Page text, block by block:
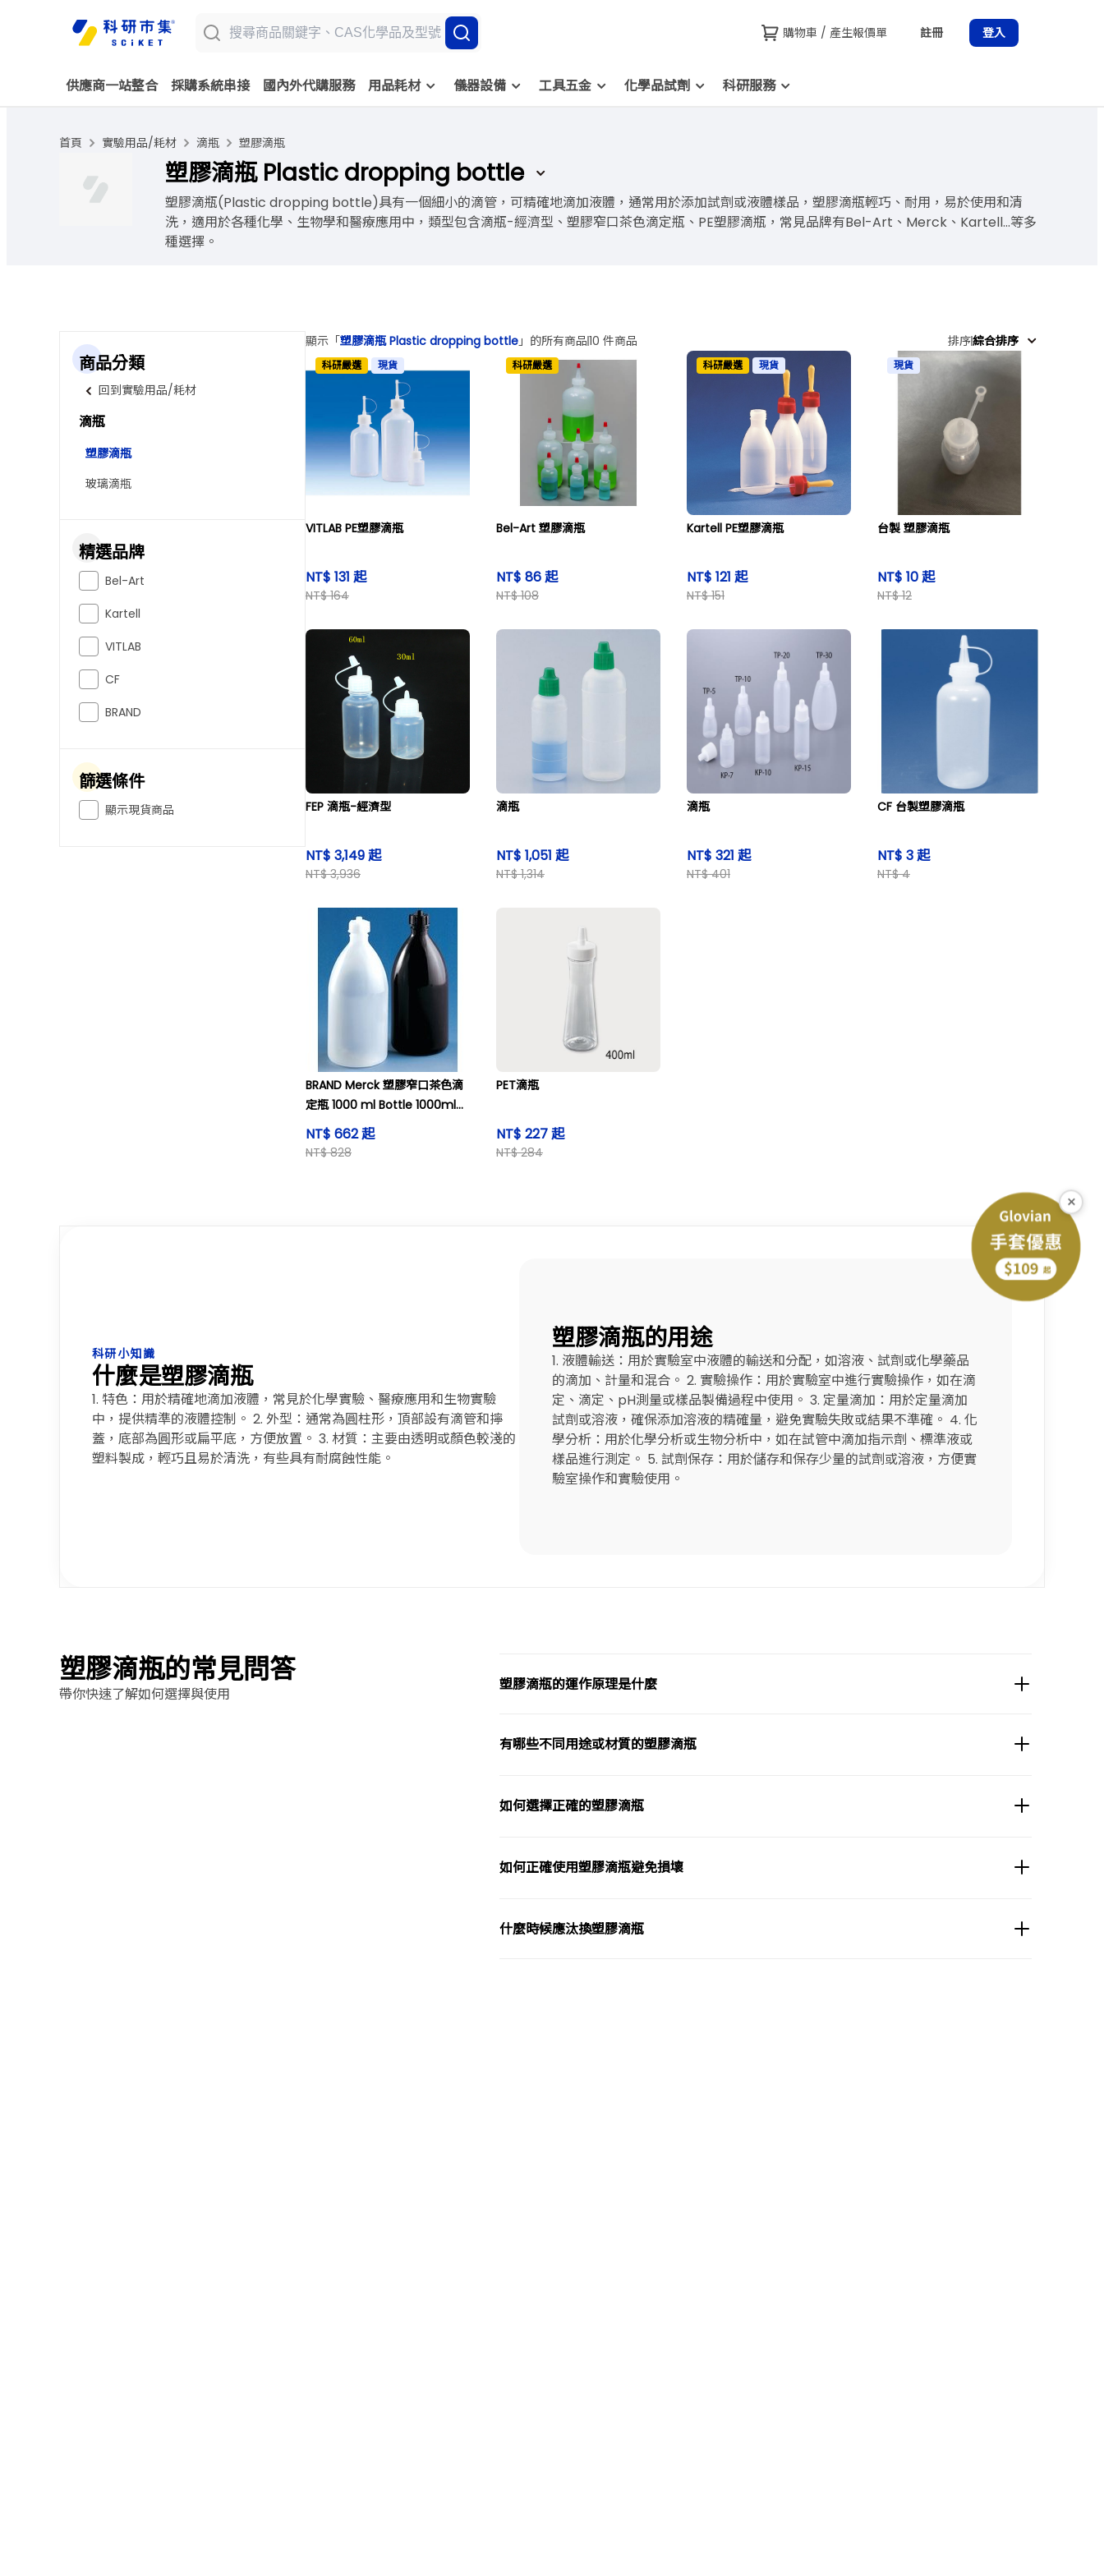
購物車 / 產生報價單 註冊 登入
供應商一站整合 採購系統串接 國內外代購服務 用品耗材 儀器設備 工具五金 化學品試劑 科研服務
首頁 實驗用品/耗材 滴瓶 塑膠滴瓶
塑膠滴瓶 Plastic dropping bottle
塑膠滴瓶(Plastic dropping bottle)具有一個細小的滴管，可精確地滴加液體，通常用於添加試劑或液體樣品，塑膠滴瓶輕巧、耐用，易於使用和清
洗，適用於各種化學、生物學和醫療應用中，類型包含滴瓶-經濟型、塑膠窄口茶色滴定瓶、PE塑膠滴瓶，常見品牌有Bel-Art、Merck、Kartell...等多
種選擇。
商品分類
回到實驗用品/耗材
滴瓶
塑膠滴瓶
玻璃滴瓶
精選品牌
Bel-Art
Kartell
VITLAB
CF
BRAND
篩選條件
顯示現貨商品
顯示「塑膠滴瓶 Plastic dropping bottle」的所有商品10 件商品 排序綜合排序
科研嚴選 現貨
VITLAB PE塑膠滴瓶
NT$ 131 起
NT$ 164
科研嚴選
Bel-Art 塑膠滴瓶
NT$ 86 起
NT$ 108
科研嚴選 現貨
Kartell PE塑膠滴瓶
NT$ 121 起
NT$ 151
現貨
台製 塑膠滴瓶
NT$ 10 起
NT$ 12
FEP 滴瓶-經濟型
NT$ 3,149 起
NT$ 3,936
滴瓶
NT$ 1,051 起
NT$ 1,314
滴瓶
NT$ 321 起
NT$ 401
CF 台製塑膠滴瓶
NT$ 3 起
NT$ 4
BRAND Merck 塑膠窄口茶色滴
定瓶 1000 ml Bottle 1000ml
GL28 cap amber LDPE (ea)
NT$ 662 起
NT$ 828
PET滴瓶
NT$ 227 起
NT$ 284
科研小知識
什麼是塑膠滴瓶
1. 特色：用於精確地滴加液體，常見於化學實驗、醫療應用和生物實驗
中，提供精準的液體控制。 2. 外型：通常為圓柱形，頂部設有滴管和擰
蓋，底部為圓形或扁平底，方便放置。 3. 材質：主要由透明或顏色較淺的
塑料製成，輕巧且易於清洗，有些具有耐腐蝕性能。
塑膠滴瓶的用途
1. 液體輸送：用於實驗室中液體的輸送和分配，如溶液、試劑或化學藥品
的滴加、計量和混合。 2. 實驗操作：用於實驗室中進行實驗操作，如在滴
定、滴定、pH測量或樣品製備過程中使用。 3. 定量滴加：用於定量滴加
試劑或溶液，確保添加溶液的精確量，避免實驗失敗或結果不準確。 4. 化
學分析：用於化學分析或生物分析中，如在試管中滴加指示劑、標準液或
樣品進行測定。 5. 試劑保存：用於儲存和保存少量的試劑或溶液，方便實
驗室操作和實驗使用。
塑膠滴瓶的常見問答
帶你快速了解如何選擇與使用
塑膠滴瓶的運作原理是什麼
有哪些不同用途或材質的塑膠滴瓶
如何選擇正確的塑膠滴瓶
如何正確使用塑膠滴瓶避免損壞
什麼時候應汰換塑膠滴瓶
×